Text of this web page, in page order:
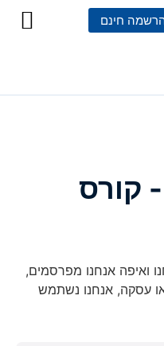
חינם
קורס
ואיפה אנחנו מפרסמים,
עסקה, אנחנו נשתמש